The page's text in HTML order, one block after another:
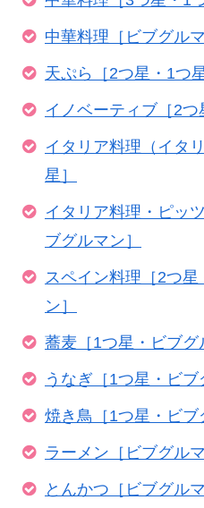
中華料理［ビブグルマ
天ぷら［2つ星・1つ
イノベーティブ［2つ
イタリア料理（イタ
星］
イタリア料理・ピッ
ブグルマン］
スペイン料理［2つ
ン］
蕎麦［1つ星・ビブグ
うなぎ［1つ星・ビブ
焼き鳥［1つ星・ビブ
ラーメン［ビブグルマ
とんかつ［ビブグルマ